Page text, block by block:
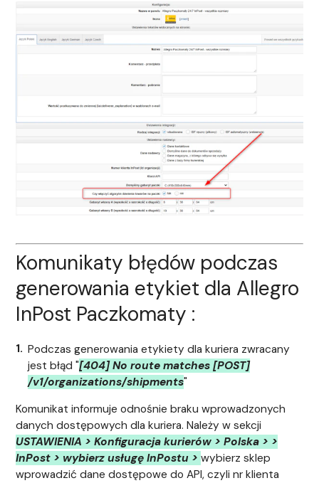
Komunikaty błędów podczas
generowania etykiet dla Allegro
InPost Paczkomaty :
Podczas generowania etykiety dla kuriera zwracany
jest błąd "[404] No route matches [POST]
/v1/organizations/shipments"
Komunikat informuje odnośnie braku wprowadzonych
danych dostępowych dla kuriera. Należy w sekcji
USTAWIENIA > Konfiguracja kurierów > Polska > >
InPost > wybierz usługę InPostu >wybierz sklep
wprowadzić dane dostępowe do API, czyli nr klienta